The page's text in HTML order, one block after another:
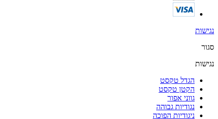
נגישות
סגור
נגישות
הגדל טקסט
הקטן טקסט
גווני אפור
נגודיות גבוהה
ניגודיות הפוכה